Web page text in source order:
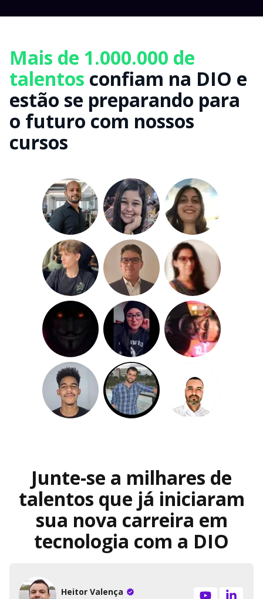
Mais de 1.000.000 de
talentos confiam na DIO e
estão se preparando para
o futuro com nossos
cursos
Junte-se a milhares de
talentos que já iniciaram
sua nova carreira em
tecnologia com a DIO
Heitor Valença